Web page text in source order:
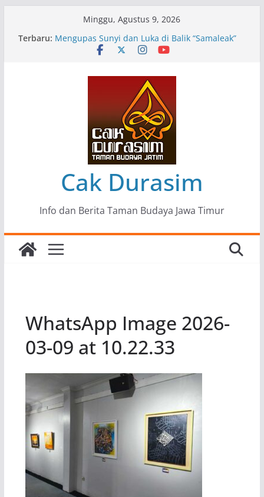
Minggu, Agustus 9, 2026
Terbaru: Pameran Lukisan Komunitas Patria Seni Rupa
Kota Blitar : Ketika “Bergerak” Menjadi Mantra
Mengupas Sunyi dan Luka di Balik “Samaleak”
Menjaga Marwah Seni dan Budaya: Catatan
Kunjungan Kerja Ir. Bambang Haryo Soekartono
(BHS) Anggota DPR RI ke Taman Budaya Jawa
Pameran Tunggal 35 Karya Agus Koecink
“Tumbang Tambang”, Ungkapan Kritis Tentang
Derita Pekerja Pertambangan
Cak Durasim
Info dan Berita Taman Budaya Jawa Timur
WhatsApp Image 2026-
03-09 at 10.22.33